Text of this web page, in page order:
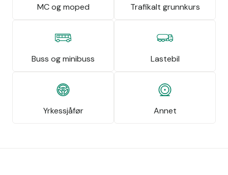
MC og moped Trafikalt grunnkurs
Buss og minibuss Lastebil
Yrkessjåfør Annet